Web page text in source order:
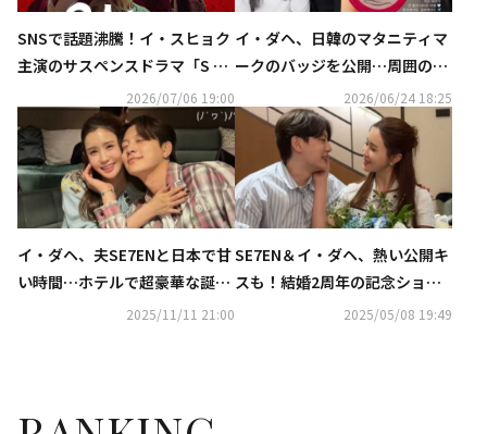
SNSで話題沸騰！イ・スヒョク
主演のサスペンスドラマ「S Li
ne ～見えてはいけない関係
～」ABEMAにて全話無料配信中
2026/07/06 19:00
イ・ダヘ、日韓のマタニティマ
ークのバッジを公開…周囲の配
慮に感謝「大きな励みになっ
た」
2026/06/24 18:25
イ・ダヘ、夫SE7ENと日本で甘
い時間…ホテルで超豪華な誕生
2025/11/11 21:00
SE7EN＆イ・ダヘ、熱い公開キ
スも！結婚2周年の記念ショッ
2025/05/08 19:49